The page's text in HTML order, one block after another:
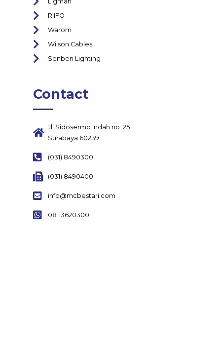
RIIFO
Warom
Wilson Cables
Senben Lighting
Contact
Jl. Sidosermo Indah no. 25
Surabaya 60239
(031) 8490300
(031) 8490400
info@mcbestari.com
08113620300